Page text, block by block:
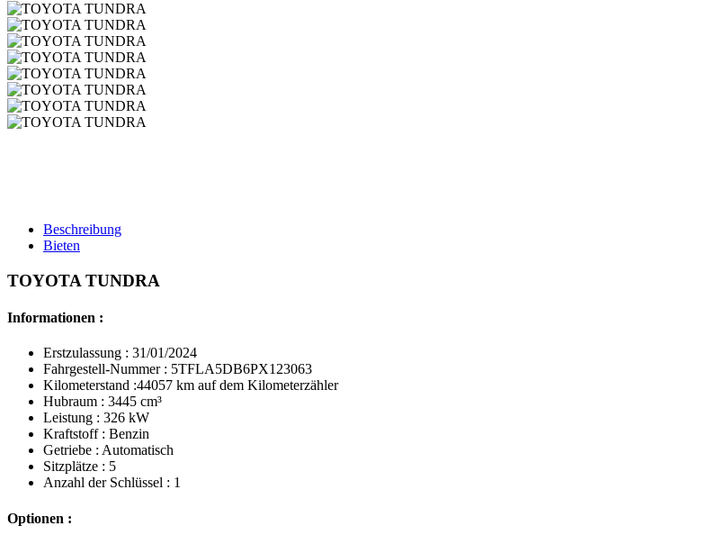
Beschreibung
Bieten
TOYOTA TUNDRA
Informationen :
Erstzulassung : 31/01/2024
Fahrgestell-Nummer : 5TFLA5DB6PX123063
Kilometerstand :44057 km auf dem Kilometerzähler
Hubraum : 3445 cm³
Leistung : 326 kW
Kraftstoff : Benzin
Getriebe : Automatisch
Sitzplätze : 5
Anzahl der Schlüssel : 1
Optionen :